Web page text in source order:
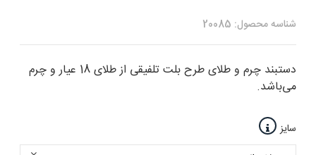
شناسه محصول: 20085
دستبند چرم و طلای طرح بلت تلفیقی از طلای 18 عیار و چرم
می‌باشد.
سایز